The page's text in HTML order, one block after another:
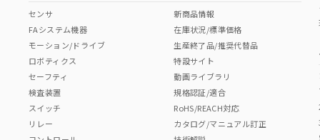
センサ
FAシステム機器
モーション/ドライブ
ロボティクス
セーフティ
検査装置
スイッチ
リレー
新商品情報
在庫状況/標準価格
生産終了品/推奨代替品
特設サイト
動画ライブラリ
規格認証/適合
RoHS/REACH対応
カタログ/マニュアル訂正